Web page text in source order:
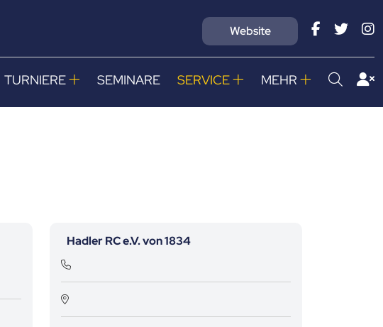
Website
TURNIERE SEMINARE SERVICE MEHR
Hadler RC e.V. von 1834
Kontaktdaten